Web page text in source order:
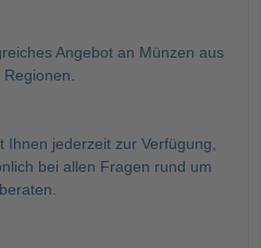
Angebot an Münzen aus
jederzeit zur Verfügung,
bei allen Fragen rund um